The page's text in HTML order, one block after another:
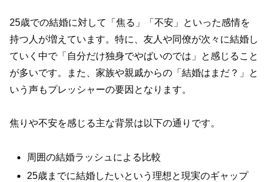
25歳での結婚に対して「焦る」「不安」といった感情を
持つ人が増えています。特に、友人や同僚が次々に結婚し
ていく中で「自分だけ独身でやばいのでは」と感じること
が多いです。また、家族や親戚からの「結婚はまだ？」と
いう声もプレッシャーの要因となります。
焦りや不安を感じる主な背景は以下の通りです。
周囲の結婚ラッシュによる比較
25歳までに結婚したいという理想と現実のギャップ